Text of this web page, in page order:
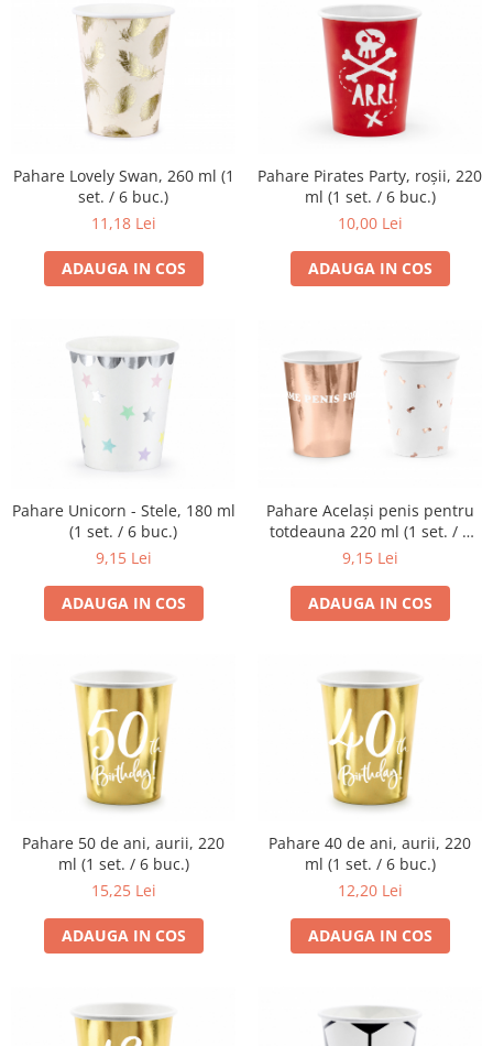
Pahare Lovely Swan, 260 ml (1
set. / 6 buc.)
11,18 Lei
ADAUGA IN COS
Pahare Pirates Party, roșii, 220
ml (1 set. / 6 buc.)
10,00 Lei
ADAUGA IN COS
Pahare Unicorn - Stele, 180 ml
(1 set. / 6 buc.)
9,15 Lei
ADAUGA IN COS
Pahare Același penis pentru
totdeauna 220 ml (1 set. / 6
buc.)
9,15 Lei
ADAUGA IN COS
Pahare 50 de ani, aurii, 220
ml (1 set. / 6 buc.)
15,25 Lei
ADAUGA IN COS
Pahare 40 de ani, aurii, 220
ml (1 set. / 6 buc.)
12,20 Lei
ADAUGA IN COS